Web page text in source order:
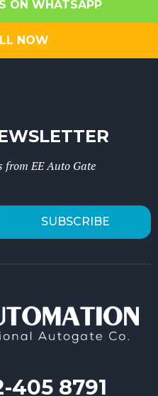
ON WHATSAPP
NOW
EE Auto Gate
SUBSCRIBE
405 8791